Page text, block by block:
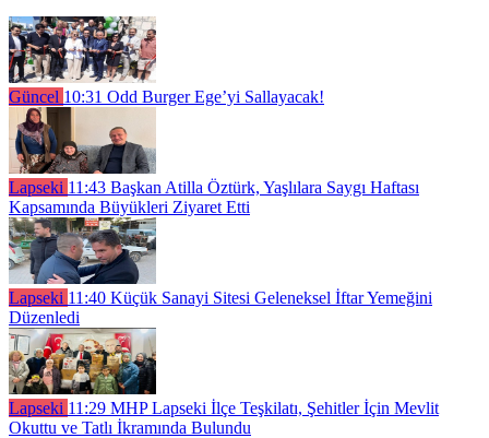
Güncel 10:31 Odd Burger Ege’yi Sallayacak!
Lapseki 11:43 Başkan Atilla Öztürk, Yaşlılara Saygı Haftası
Kapsamında Büyükleri Ziyaret Etti
Lapseki 11:40 Küçük Sanayi Sitesi Geleneksel İftar Yemeğini
Düzenledi
Lapseki 11:29 MHP Lapseki İlçe Teşkilatı, Şehitler İçin Mevlit
Okuttu ve Tatlı İkramında Bulundu